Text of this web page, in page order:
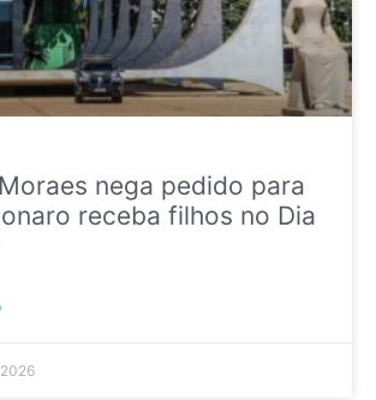
nega pedido para
receba filhos no Dia